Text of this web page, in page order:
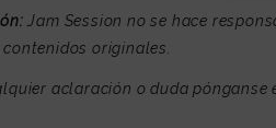
Jam Session no se hace
originales.
aclaración o duda